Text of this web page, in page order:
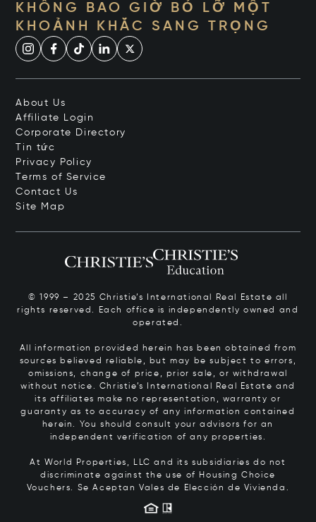
KHÔNG BAO GIỜ BỎ LỠ MỘT
KHOẢNH KHẮC SANG TRỌNG
About Us
Affiliate Login
Corporate Directory
Tin tức
Privacy Policy
Terms of Service
Contact Us
Site Map
© 1999 – 2025 Christie’s International Real Estate all
rights reserved. Each office is independently owned and
operated.
All information provided herein has been obtained from
sources believed reliable, but may be subject to errors,
omissions, change of price, prior sale, or withdrawal
without notice. Christie’s International Real Estate and
its affiliates make no representation, warranty or
guaranty as to accuracy of any information contained
herein. You should consult your advisors for an
independent verification of any properties.
At World Properties, LLC and its subsidiaries do not
discriminate against the use of Housing Choice
Vouchers. Se Aceptan Vales de Elección de Vivienda.